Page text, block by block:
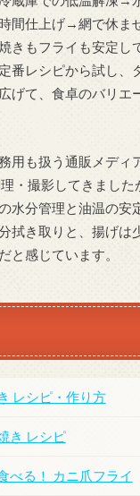
間仕上げ→網で休ま
きもフライも安定し
番レシピから試し、
げて、食卓のバリエ
用も扱う通販メディ
・撮影してきました
水分管理と油温の安
拭き取りと、揚げは
と感じています。
レシピ・作り方
き レシピ
べる！ カニ爪フライ